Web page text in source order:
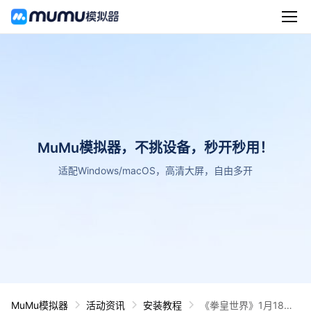
MuMu模拟器，不挑设备，秒开秒用！
适配Windows/macOS，高清大屏，自由多开
MuMu模拟器 活动资讯 安装教程 《拳皇世界》1月18日